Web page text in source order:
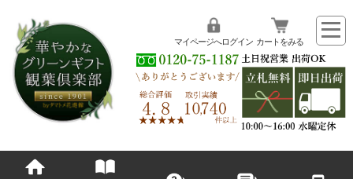
マイページへログイン カートをみる